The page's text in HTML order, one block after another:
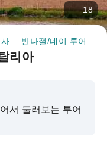
18
반나절/데이 투어
리아
서 둘러보는 투어
않은 숨겨진 명소